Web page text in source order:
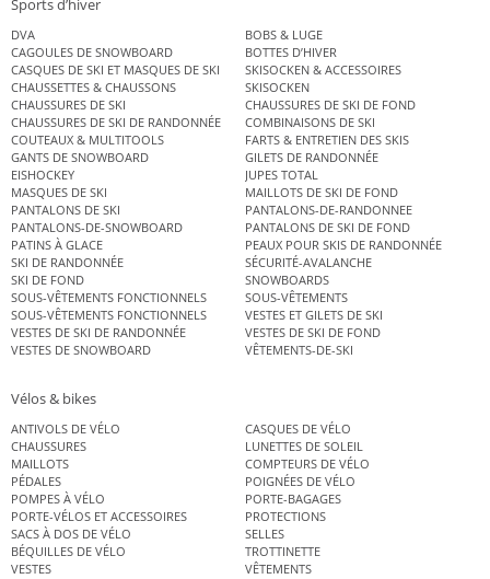
Sports d’hiver
DVA
BOBS & LUGE
CAGOULES DE SNOWBOARD
BOTTES D’HIVER
CASQUES DE SKI ET MASQUES DE SKI
SKISOCKEN & ACCESSOIRES
CHAUSSETTES & CHAUSSONS
SKISOCKEN
CHAUSSURES DE SKI
CHAUSSURES DE SKI DE FOND
CHAUSSURES DE SKI DE RANDONNÉE
COMBINAISONS DE SKI
COUTEAUX & MULTITOOLS
FARTS & ENTRETIEN DES SKIS
GANTS DE SNOWBOARD
GILETS DE RANDONNÉE
EISHOCKEY
JUPES TOTAL
MASQUES DE SKI
MAILLOTS DE SKI DE FOND
PANTALONS DE SKI
PANTALONS-DE-RANDONNEE
PANTALONS-DE-SNOWBOARD
PANTALONS DE SKI DE FOND
PATINS À GLACE
PEAUX POUR SKIS DE RANDONNÉE
SKI DE RANDONNÉE
SÉCURITÉ-AVALANCHE
SKI DE FOND
SNOWBOARDS
SOUS-VÊTEMENTS FONCTIONNELS
SOUS-VÊTEMENTS
SOUS-VÊTEMENTS FONCTIONNELS
VESTES ET GILETS DE SKI
VESTES DE SKI DE RANDONNÉE
VESTES DE SKI DE FOND
VESTES DE SNOWBOARD
VÊTEMENTS-DE-SKI
Vélos & bikes
ANTIVOLS DE VÉLO
CASQUES DE VÉLO
CHAUSSURES
LUNETTES DE SOLEIL
MAILLOTS
COMPTEURS DE VÉLO
PÉDALES
POIGNÉES DE VÉLO
POMPES À VÉLO
PORTE-BAGAGES
PORTE-VÉLOS ET ACCESSOIRES
PROTECTIONS
SACS À DOS DE VÉLO
SELLES
BÉQUILLES DE VÉLO
TROTTINETTE
VESTES
VÊTEMENTS